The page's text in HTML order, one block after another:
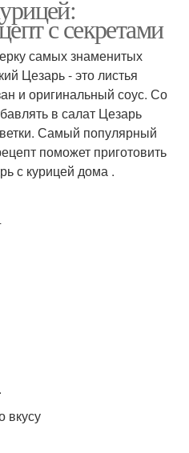
с секретами
самых знаменитых
Цезарь - это листья
и оригинальный соус. Со
в салат Цезарь
Самый популярный
поможет приготовить
с курицей дома .
вкусу